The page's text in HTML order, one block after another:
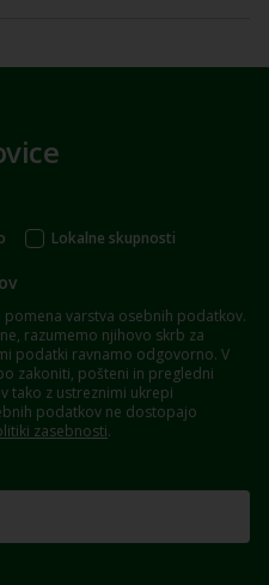
Lokalne skupnosti
pomena varstva osebnih podatkov.
razumemo njihovo skrb za
podatki ravnamo odgovorno. V
zakoniti, pošteni in pregledni
tako z ustreznimi ukrepi
podatkov ne dostopajo
zasebnosti.